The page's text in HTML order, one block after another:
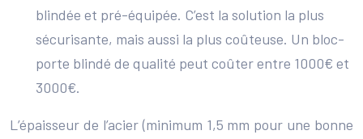
blindée et pré-équipée. C’est la solution la plus
sécurisante, mais aussi la plus coûteuse. Un bloc-
porte blindé de qualité peut coûter entre 1000€ et
3000€.
L’épaisseur de l’acier (minimum 1,5 mm pour une bonne